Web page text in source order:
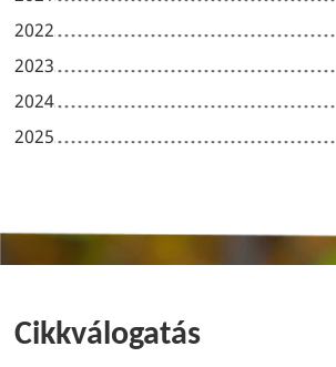
2022
2023
2024
2025
Cikkválogatás